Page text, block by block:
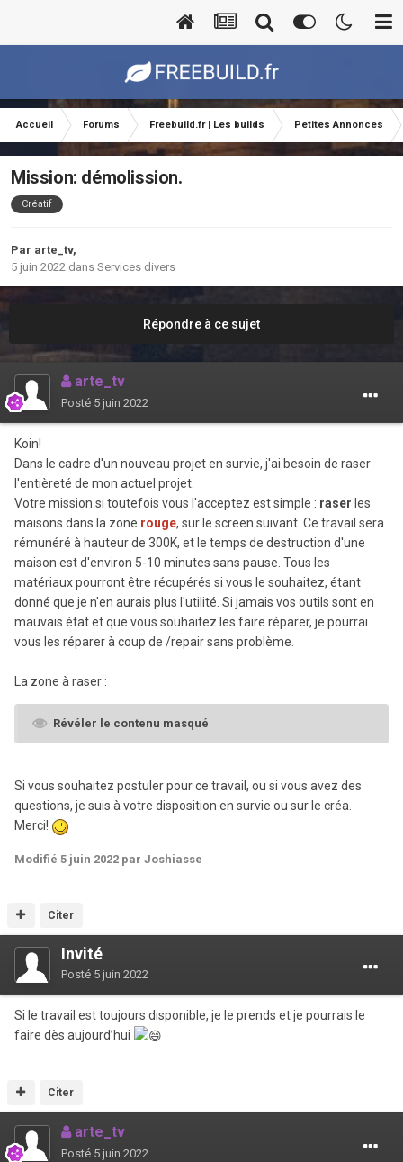
Accueil Forums Freebuild.fr | Les builds Petites Annonces
Mission: démolission.
Créatif
Par arte_tv,
5 juin 2022 dans Services divers
Répondre à ce sujet
arte_tv
Posté 5 juin 2022
Koin!
Dans le cadre d'un nouveau projet en survie, j'ai besoin de raser
l'entièreté de mon actuel projet.
Votre mission si toutefois vous l'acceptez est simple : raser les
maisons dans la zone rouge, sur le screen suivant. Ce travail sera
rémunéré à hauteur de 300K, et le temps de destruction d'une
maison est d'environ 5-10 minutes sans pause. Tous les
matériaux pourront être récupérés si vous le souhaitez, étant
donné que je n'en aurais plus l'utilité. Si jamais vos outils sont en
mauvais état et que vous souhaitez les faire réparer, je pourrai
vous les réparer à coup de /repair sans problème.
La zone à raser :
Révéler le contenu masqué
Si vous souhaitez postuler pour ce travail, ou si vous avez des
questions, je suis à votre disposition en survie ou sur le créa.
Merci!
Modifié 5 juin 2022 par Joshiasse
Citer
Invité
Posté 5 juin 2022
Si le travail est toujours disponible, je le prends et je pourrais le
faire dès aujourd’hui
Citer
arte_tv
Posté 5 juin 2022